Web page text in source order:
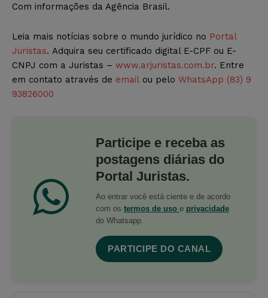
Com informações da Agência Brasil.
Leia mais notícias sobre o mundo jurídico no Portal
Juristas. Adquira seu certificado digital E-CPF ou E-
CNPJ com a Juristas – www.arjuristas.com.br. Entre
em contato através de email ou pelo WhatsApp (83) 9
93826000
Participe e receba as
postagens diárias do
Portal Juristas.
Ao entrar você está ciente e de acordo
com os termos de uso e privacidade
do Whatsapp.
PARTICIPE DO CANAL